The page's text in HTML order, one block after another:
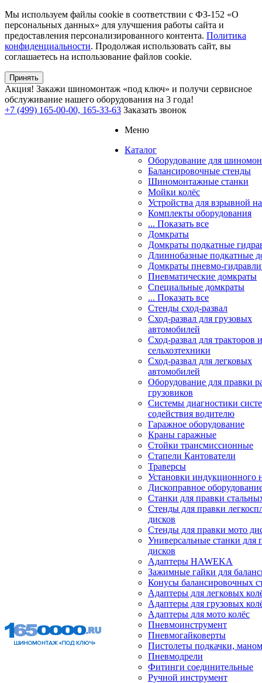
Мы используем файлы cookie в соответствии с ФЗ-152 «О
персональных данных» для улучшения работы сайта и
предоставления персонализированного контента. Политика
конфиденциальности. Продолжая использовать сайт, вы
соглашаетесь на использование файлов cookie.
Принять
Акция! Закажи шиномонтаж «под ключ» и получи сервисное
обслуживание нашего оборудования на 3 года!
+7 (499) 165-00-00, 165-33-63 Заказать звонок
Меню
Каталог
Оборудование для
Балансировочные стенды
Шиномонтажные станки
Мойки колёс
Устройства для взрывной
Комплекты оборудования
... Показать все
Домкраты
Домкраты подкатные
Длиннобазные подкатные
Домкраты пневмо-
Пневматические домкраты
Специальные домкраты
... Показать все
Стенды сход-развал
Сход-развал для грузовых
автомобилей
Сход-развал для тракторов и
сельхозтехники
Сход-развал для легковых
автомобилей
Оборудование для правки
грузовиков
Системы диагностики
содействия водителю
Гаражное оборудование
Краны гаражные
Стойки трансмиссионные
Стапели Кантователи
Траверсы
Установки индукционного
Дископравное
Станки для правки
Стенды для правки
дисков
Стенды для правки мото
Универсальные станки для
дисков
Адаптеры HAWEKA
Зажимные гайки для
Конусы балансировочных
Адаптеры для легковых
Адаптеры для грузовых
Адаптеры для мото колёс
Пневмоинструмент
Пневмогайковерты
Пистолеты подкачки,
Пневмодрели
Фитинги соединительные
Ручной инструмент